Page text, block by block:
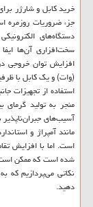
خرید کابل و شارژر
جزء ضروریات روزمره
دستگاه‌های
سخت‌افزاری آن‌ها
افزایش توان خروجی
(وات) و یک کابل با
استفاده از تجهیزات
منجر به تولید
آسیب‌های
است. اما با افزایش
شده است که ممکن است
نکاتی می‌پردازیم که
دهید.